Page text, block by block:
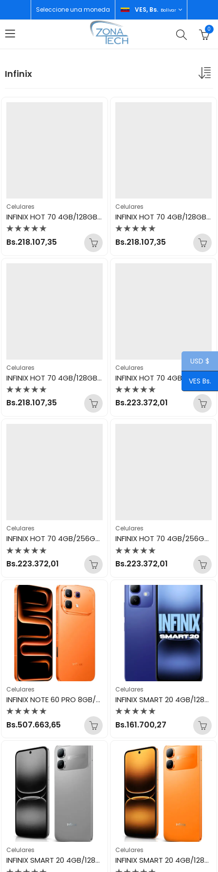
Seleccione una moneda VES, Bs. Bolívar
0
Infinix
Celulares
INFINIX HOT 70 4GB/128GB NIGTH PULSE
Valorado
con
Bs.218.107,35
Celulares
INFINIX HOT 70 4GB/128GB SILVER DANCER
Valorado
con
Bs.218.107,35
Celulares
INFINIX HOT 70 4GB/128GB VIOLET
Valorado
con
Bs.218.107,35
Celulares
INFINIX HOT 70 4GB/256GB GREEN TEXTURE
Valorado
con
Bs.223.372,01
Celulares
INFINIX HOT 70 4GB/256GB SILVER
Valorado
con
de
Bs.223.372,01
Celulares
INFINIX HOT 70 4GB/256GB VIIOLET
Valorado
con
de
Bs.223.372,01
Celulares
INFINIX NOTE 60 PRO 8GB/256GB SOLAR ORANGE
Valorado
con
Bs.507.663,65
Celulares
INFINIX SMART 20 4GB/128GB CLOUDLINE BLUE
Valorado
con
Bs.161.700,27
Celulares
INFINIX SMART 20 4GB/128GB POLARIS TITANIUM
Celulares
INFINIX SMART 20 4GB/128GB SUNLIKE ORANGE
USD $
VES Bs.